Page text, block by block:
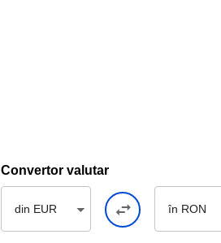
Convertor valutar
din EUR în RON